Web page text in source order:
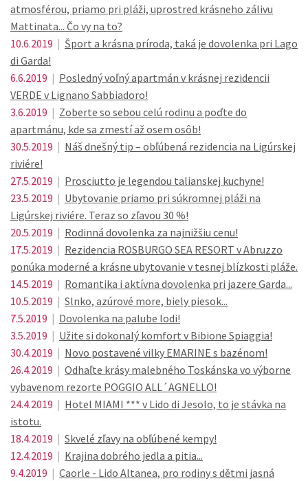
atmosférou, priamo pri pláži, uprostred krásneho zálivu
Mattinata... Čo vy na to?
10.6.2019 | Šport a krásna príroda, taká je dovolenka pri Lago
di Garda!
6.6.2019 | Posledný voľný apartmán v krásnej rezidencii
VERDE v Lignano Sabbiadoro!
3.6.2019 | Zoberte so sebou celú rodinu a poďte do
apartmánu, kde sa zmestí až osem osôb!
30.5.2019 | Náš dnešný tip – obľúbená rezidencia na Ligúrskej
riviére!
27.5.2019 | Prosciutto je legendou talianskej kuchyne!
23.5.2019 | Ubytovanie priamo pri súkromnej pláži na
Ligúrskej riviére. Teraz so zľavou 30 %!
20.5.2019 | Rodinná dovolenka za najnižšiu cenu!
17.5.2019 | Rezidencia ROSBURGO SEA RESORT v Abruzzo
ponúka moderné a krásne ubytovanie v tesnej blízkosti pláže.
14.5.2019 | Romantika i aktívna dovolenka pri jazere Garda...
10.5.2019 | Slnko, azúrové more, biely piesok...
7.5.2019 | Dovolenka na palube lodi!
3.5.2019 | Užite si dokonalý komfort v Bibione Spiaggia!
30.4.2019 | Novo postavené vilky EMARINE s bazénom!
26.4.2019 | Odhaľte krásy malebného Toskánska vo výborne
vybavenom rezorte POGGIO ALL´AGNELLO!
24.4.2019 | Hotel MIAMI *** v Lido di Jesolo, to je stávka na
istotu.
18.4.2019 | Skvelé zľavy na obľúbené kempy!
12.4.2019 | Krajina dobrého jedla a pitia...
9.4.2019 | Caorle - Lido Altanea, pro rodiny s dětmi jasná